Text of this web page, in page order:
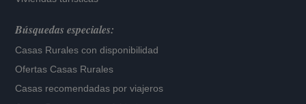
Búsquedas especiales:
Casas Rurales con disponibilidad
Ofertas Casas Rurales
Casas recomendadas por viajeros